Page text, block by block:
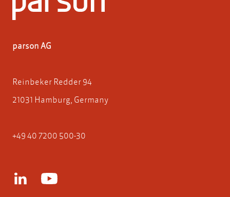
parson AG
Reinbeker Redder 94
21031 Hamburg, Germany
+49 40 7200 500-30